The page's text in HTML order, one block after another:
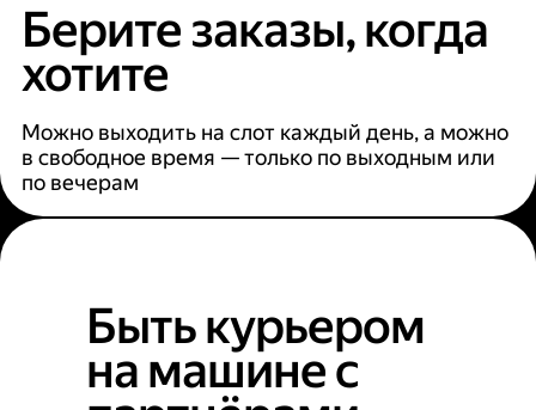
Берите заказы, когда
хотите
Можно выходить на слот каждый день, а можно
в свободное время — только по выходным или
по вечерам
Быть курьером
на машине с